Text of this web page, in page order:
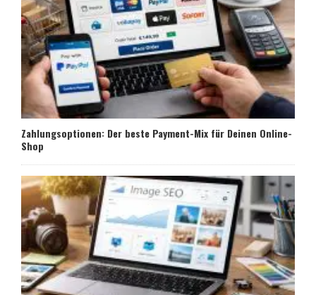
Zahlungsoptionen: Der beste Payment-Mix für Deinen Online-
Shop